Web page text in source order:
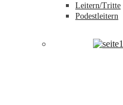
Leitern/Tritte
Podestleitern